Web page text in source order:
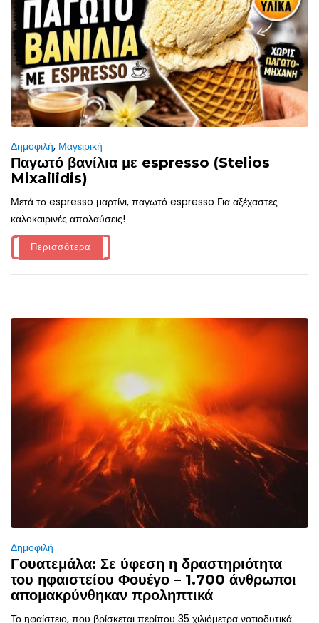
Δημοφιλή, Μαγειρική
Παγωτό βανίλια με espresso (Stelios
Mixailidis)
Μετά το espresso μαρτίνι, παγωτό espresso Για αξέχαστες
καλοκαιρινές απολαύσεις!
Περισσότερα
Δημοφιλή
Γουατεμάλα: Σε ύφεση η δραστηριότητα
του ηφαιστείου Φουέγο – 1.700 άνθρωποι
απομακρύνθηκαν προληπτικά
Το ηφαίστειο, που βρίσκεται περίπου 35 χιλιόμετρα νοτιοδυτικά